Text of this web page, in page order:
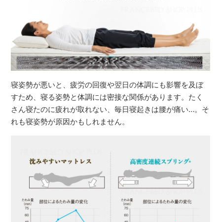
寝姿勢が悪いと、疲労の回復や翌日の体調にも影響を及ぼ
すため、寝る姿勢と体調には密接な関係があります。たく
さん寝たのに疲れが取れない、毎日寝起きは腰が痛い…。そ
れも寝姿勢が原因かもしれません。